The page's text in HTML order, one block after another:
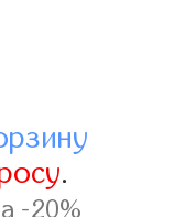
.
-20%